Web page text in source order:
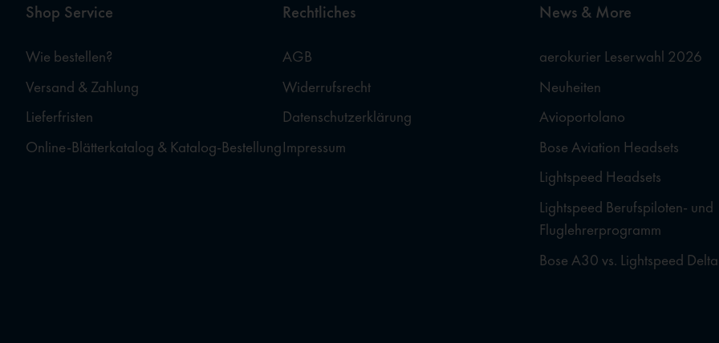
Shop Service
Wie bestellen?
Versand & Zahlung
Lieferfristen
Online-Blätterkatalog & Katalog-Bestellung
Rechtliches
AGB
Widerrufsrecht
Datenschutzerklärung
Impressum
News & More
aerokurier Leserwahl 2026
Neuheiten
Avioportolano
Bose Aviation Headsets
Lightspeed Headsets
Lightspeed Berufspiloten- und
Fluglehrerprogramm
Bose A30 vs. Lightspeed